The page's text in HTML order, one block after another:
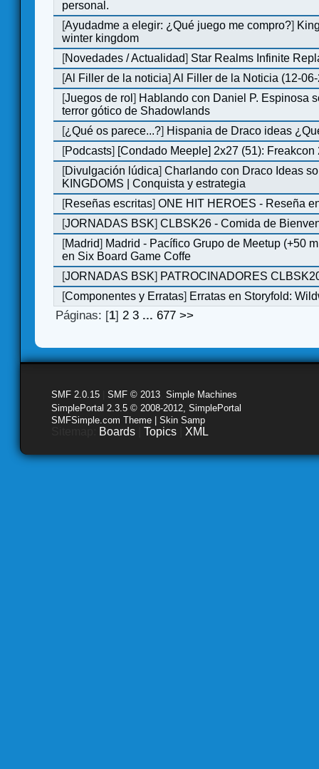
personal.
[Ayudadme a elegir: ¿Qué juego me compro?]
winter kingdom
[Novedades / Actualidad] Star Realms Infinite
[Al Filler de la noticia]Al Filler de la Noticia (12-
[Juegos de rol] Hablando con Daniel P. Espinosa
terror gótico de Shadowlands
[¿Qué os parece...?] Hispania de Draco ideas
[Podcasts] [Condado Meeple] 2x27 (51): Freakcon
[Divulgación lúdica]Charlando con Draco Ideas
KINGDOMS | Conquista y estrategia
[Reseñas escritas]ONE HIT HEROES - Reseña
[JORNADAS BSK]CLBSK26 - Comida de
[Madrid] Madrid - Pacífico Grupo de Meetup (+50
en Six Board Game Coffe
[JORNADAS BSK] PATROCINADORES
[Componentes y Erratas] Erratas en Storyfold:
Páginas: [1]2 3 ...677 >>
SMF 2.0.15 SMF © 2013 Simple Machines
SimplePortal 2.3.5 © 2008-2012, SimplePortal
SMFSimple.com Theme | Skin Samp
Boards Topics XML